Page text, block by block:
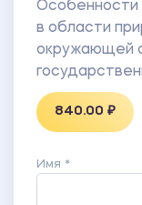
Особенности
в области
окружающей
840.00 ₽
Имя *